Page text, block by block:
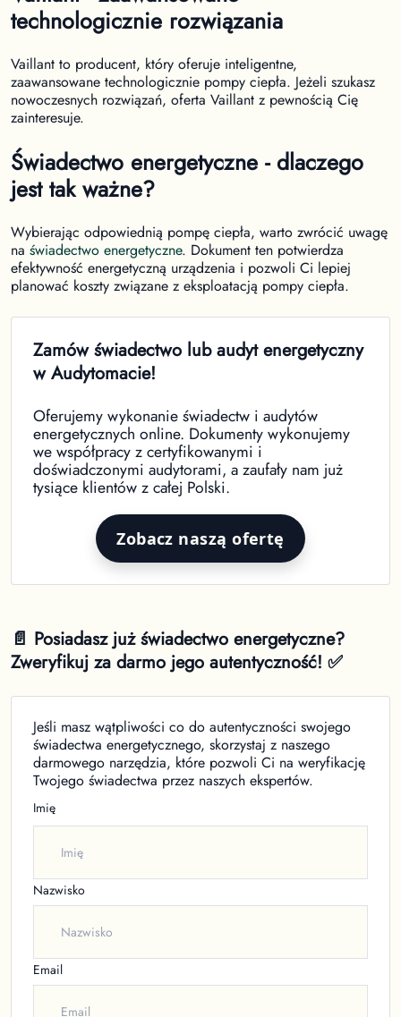
technologicznie rozwiązania
Vaillant to producent, który oferuje inteligentne,
zaawansowane technologicznie pompy ciepła. Jeżeli szukasz
nowoczesnych rozwiązań, oferta Vaillant z pewnością Cię
zainteresuje.
Świadectwo energetyczne - dlaczego
jest tak ważne?
Wybierając odpowiednią pompę ciepła, warto zwrócić uwagę
na świadectwo energetyczne. Dokument ten potwierdza
efektywność energetyczną urządzenia i pozwoli Ci lepiej
planować koszty związane z eksploatacją pompy ciepła.
Zamów świadectwo lub audyt energetyczny
w Audytomacie!
Oferujemy wykonanie świadectw i audytów
energetycznych online. Dokumenty wykonujemy
we współpracy z certyfikowanymi i
doświadczonymi audytorami, a zaufały nam już
tysiące klientów z całej Polski.
Zobacz naszą ofertę
📄 Posiadasz już świadectwo energetyczne?
Zweryfikuj za darmo jego autentyczność! ✅
Jeśli masz wątpliwości co do autentyczności swojego
świadectwa energetycznego, skorzystaj z naszego
darmowego narzędzia, które pozwoli Ci na weryfikację
Twojego świadectwa przez naszych ekspertów.
Imię
Nazwisko
Email